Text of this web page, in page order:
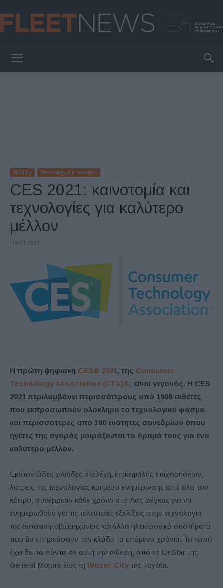
Mobility Technology & Innovation
CES 2021: καινοτομία και
τεχνολογίες για καλύτερο
μέλλον
13/01/2021
Η πρώτη ψηφιακή CES® 2021, της Consumer
Technology Association (CTA)®, είναι γεγονός. Η CES
2021 περιλαμβάνει περισσότερους από 1900 εκθέτες
που εκπροσωπούν ολόκληρο το τεχνολογικό φάσμα
και περισσότερες από 100 ενότητες συνεδρίων όπου
ηγέτες της αγοράς μοιράζονται το όραμά τους για ένα
καλύτερο μέλλον.
Εκατοντάδες χιλιάδες στελέχη, επικεφαλής επιχειρήσεων,
λάτρεις της τεχνολογίας και μέσα ενημέρωσης από όλο τον
κόσμο, συνέρρεαν κάθε χρόνο στο Λας Βέγκας για να
ενημερωθούν για τις τελευταίες εξελίξεις στην τεχνολογία
της αυτοκινητοβιομηχανίας και άλλα ηλεκτρονικά συστήματα
που θα επηρεάσουν τον κλάδο τα επόμενα χρόνια. Το κοινό
έχει δει τα πάντα σε αυτή την έκθεση, από το OnStar της
General Motors έως τη Woven City της Toyota.